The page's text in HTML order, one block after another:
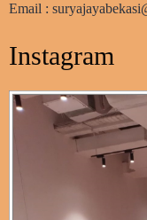
Email :
Instagram